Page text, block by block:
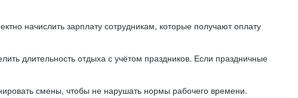
начислить зарплату сотрудникам, которые получают оплату
длительность отдыха с учётом праздников. Если праздничные
смены, чтобы не нарушать нормы рабочего времени.